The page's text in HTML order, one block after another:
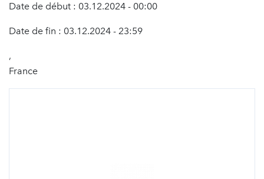
Date de début : 03.12.2024 - 00:00
Date de fin : 03.12.2024 - 23:59
,
France